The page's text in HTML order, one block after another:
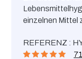
einzelnen Mittel
REFERENZ :